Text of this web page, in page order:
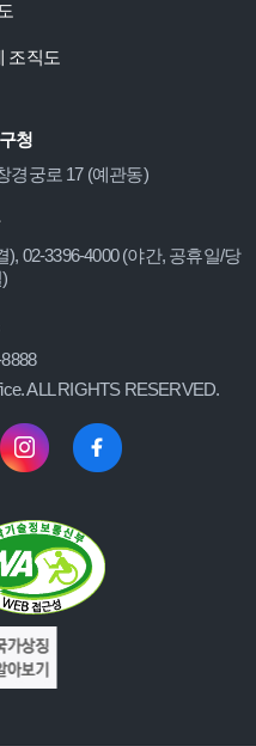
조직도
청
경궁로 17 (예관동)
02-3396-4000 (야간, 공휴일/당
ALL RIGHTS RESERVED.